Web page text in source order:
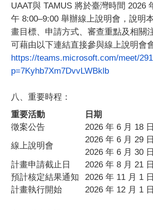
UAAT與 TAMUS 將於臺灣時間 2026
午 8:00–9:00 舉辦線上說明會，說明
畫目標、申請方式、 審查重點及相關
可藉由以下連結直接參與線上說明會
https://teams.microsoft.com/meet/
p=7Kyhb7Xm7DvvLWBklb
八、重要時程：
重要活動
日期
徵案公告
2026 年 6 月 18 日
線上說明會
2026 年 6 月 29
2026 年 6 月 30
計畫申請截止日
2026 年 8 月 21 日
預計核定結果通知
2026 年 11 月 1 日
計畫執行開始
2026 年 12 月 1 日